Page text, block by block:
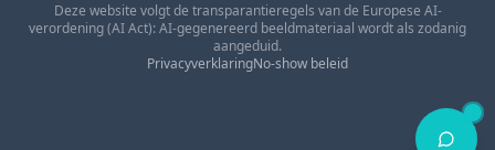
Deze website volgt de transparantieregels van de Europese AI-
verordening (AI Act): AI-gegenereerd beeldmateriaal wordt als zodanig
aangeduid.
PrivacyverklaringNo-show beleid